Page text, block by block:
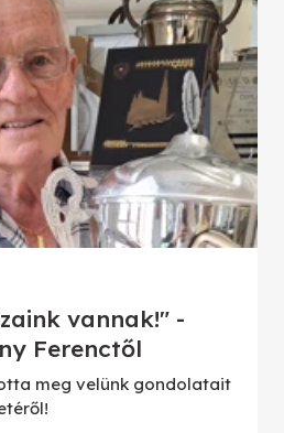
vannak!" -
Ferenctől
meg velünk gondolatait